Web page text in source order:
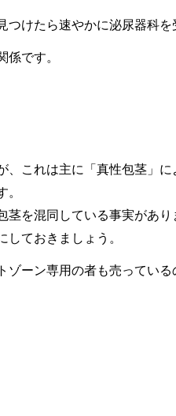
けたら速やかに泌尿器科を
です。
、これは主に「真性包茎」
。
を混同している事実があり
ておきましょう。
ーン専用の者も売っている